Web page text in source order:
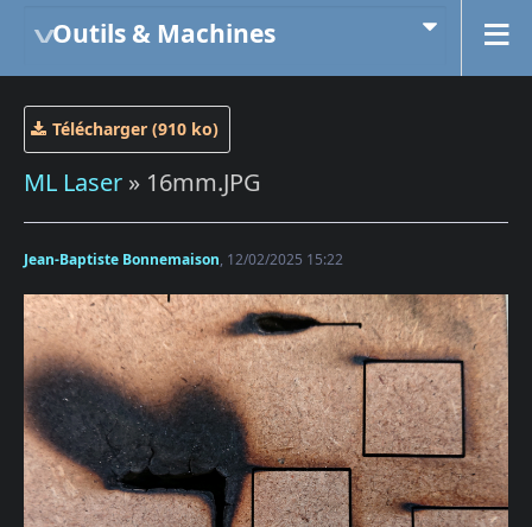
Outils & Machines
Télécharger (910 ko)
ML Laser » 16mm.JPG
Jean-Baptiste Bonnemaison, 12/02/2025 15:22